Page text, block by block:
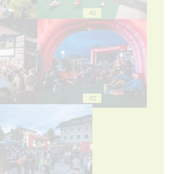
40
42